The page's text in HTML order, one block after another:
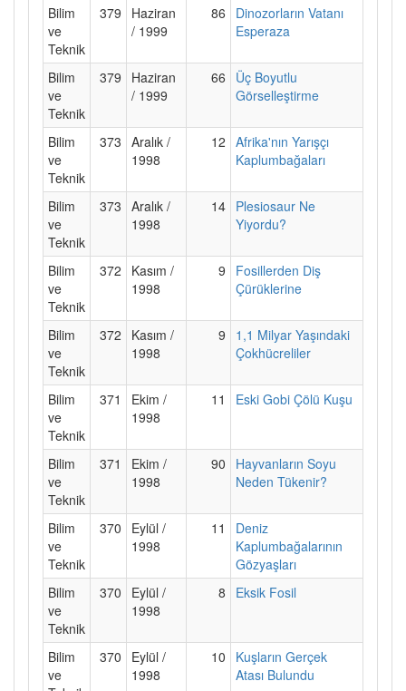
Bilim
ve
Teknik
379
Haziran
/ 1999
86
Dinozorların Vatanı
Esperaza
Bilim
ve
Teknik
379
Haziran
/ 1999
66
Üç Boyutlu
Görselleştirme
Bilim
ve
Teknik
373 Aralık /
1998
12 Afrika'nın Yarışçı
Kaplumbağaları
Bilim
ve
Teknik
373 Aralık /
1998
14 Plesiosaur Ne
Yiyordu?
Bilim
ve
Teknik
372
Kasım /
1998
9
Fosillerden Diş
Çürüklerine
Bilim
ve
Teknik
372
Kasım /
1998
9
1,1 Milyar Yaşındaki
Çokhücreliler
Bilim
ve
Teknik
371
Ekim /
1998
11 Eski Gobi Çölü Kuşu
Bilim
ve
Teknik
371
Ekim /
1998
90
Hayvanların Soyu
Neden Tükenir?
Bilim
ve
Teknik
370
Eylül /
1998
11
Deniz
Kaplumbağalarının
Gözyaşları
Bilim
ve
Teknik
370
Eylül /
1998
8 Eksik Fosil
Bilim
ve
370
Eylül /
1998
10
Kuşların Gerçek
Atası Bulundu